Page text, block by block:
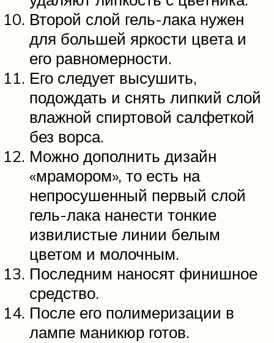
Второй слой гель-лака нужен
для большей яркости цвета и
его равномерности.
Его следует высушить,
подождать и снять липкий слой
влажной спиртовой салфеткой
без ворса.
Можно дополнить дизайн
«мрамором», то есть на
непросушенный первый слой
гель-лака нанести тонкие
извилистые линии белым
цветом и молочным.
Последним наносят финишное
средство.
После его полимеризации в
лампе маникюр готов.